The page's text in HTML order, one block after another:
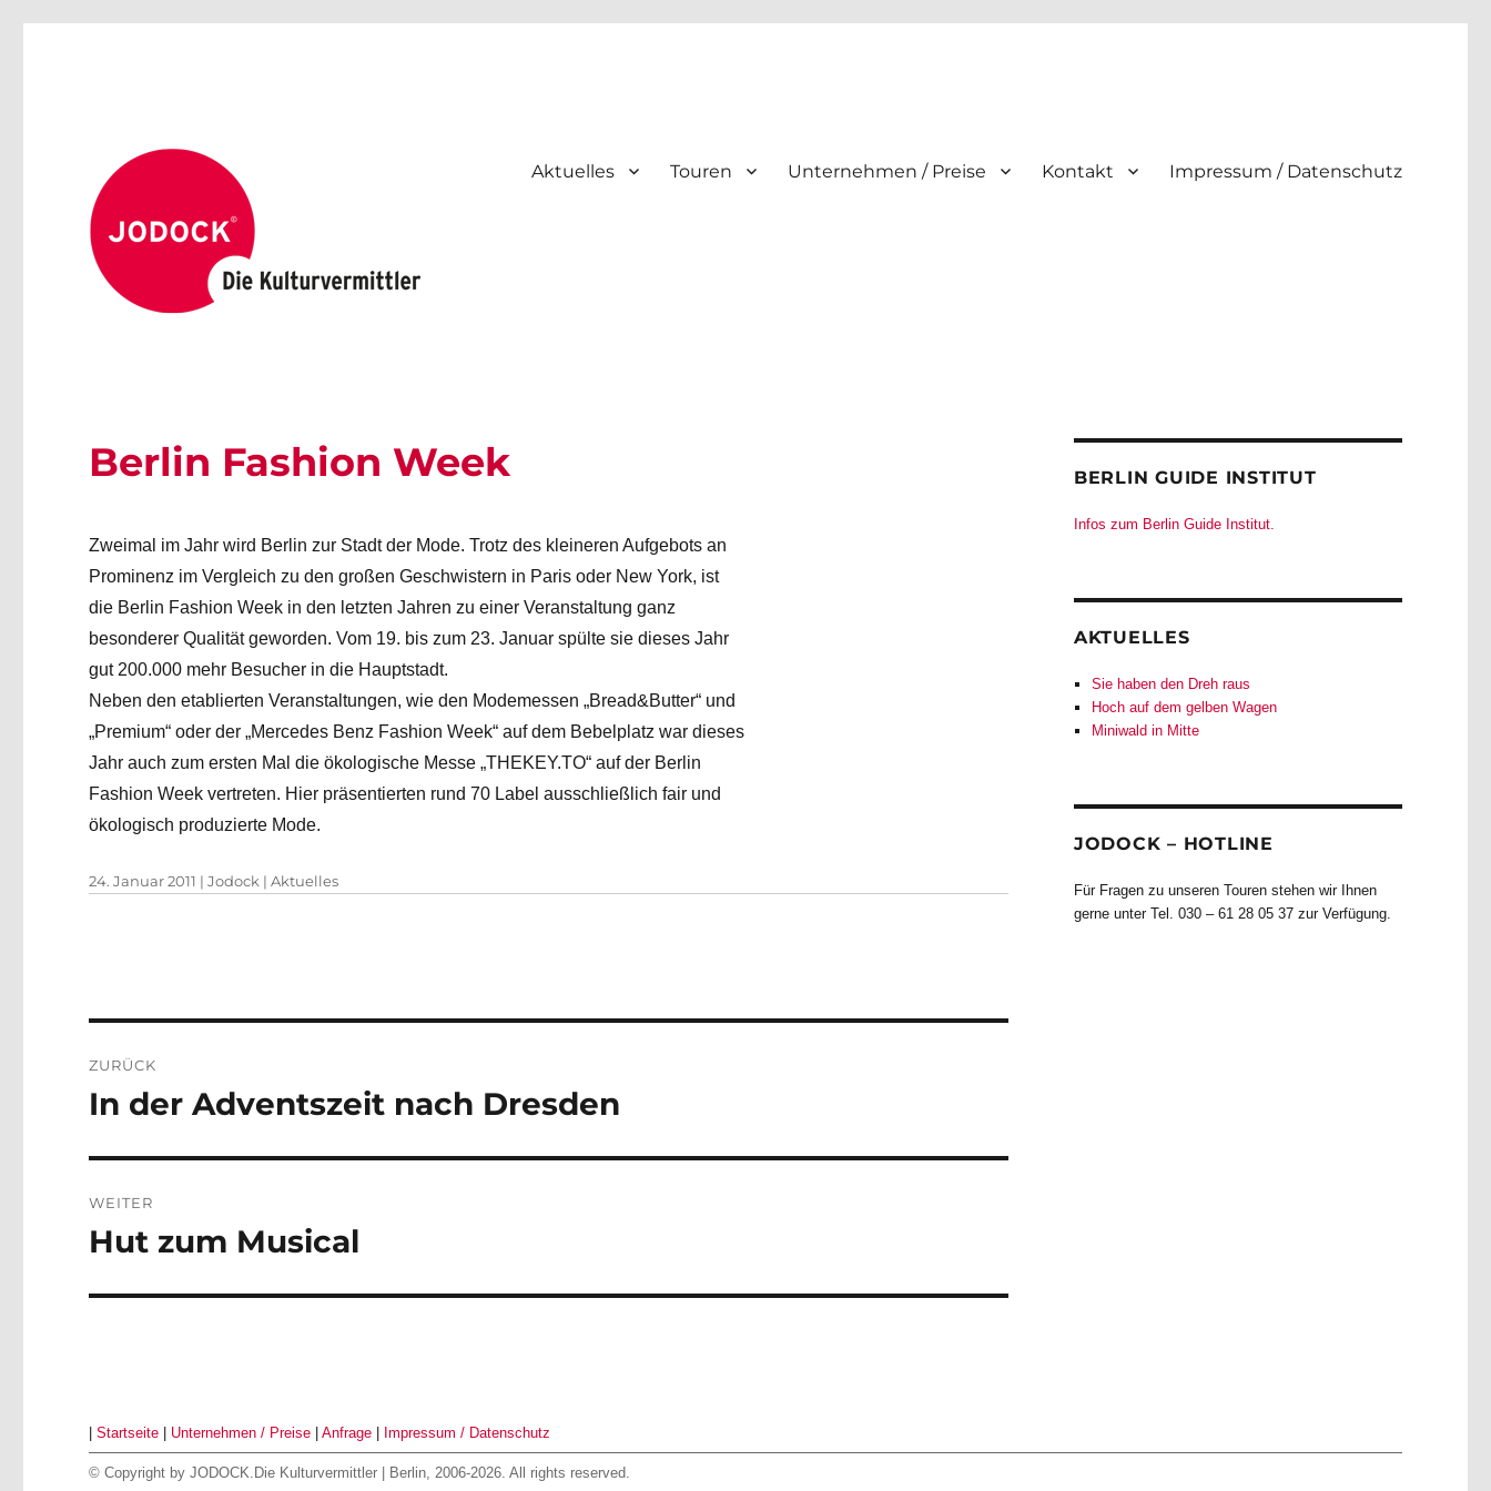
Aktuelles Touren Unternehmen / Preise Kontakt Impressum / Datenschutz
Berlin Fashion Week
Zweimal im Jahr wird Berlin zur Stadt der Mode. Trotz des kleineren Aufgebots an
Prominenz im Vergleich zu den großen Geschwistern in Paris oder New York, ist
die Berlin Fashion Week in den letzten Jahren zu einer Veranstaltung ganz
besonderer Qualität geworden. Vom 19. bis zum 23. Januar spülte sie dieses Jahr
gut 200.000 mehr Besucher in die Hauptstadt.
Neben den etablierten Veranstaltungen, wie den Modemessen „Bread&Butter“ und
„Premium“ oder der „Mercedes Benz Fashion Week“ auf dem Bebelplatz war dieses
Jahr auch zum ersten Mal die ökologische Messe „THEKEY.TO“ auf der Berlin
Fashion Week vertreten. Hier präsentierten rund 70 Label ausschließlich fair und
ökologisch produzierte Mode.
Veröffentlicht
24. Januar 2011 |Autor
Jodock |Kategorien
Aktuelles
ZURÜCK
Vorheriger
In der Adventszeit nach Dresden
WEITER
Nächster
Hut zum Musical
BERLIN GUIDE INSTITUT
Infos zum Berlin Guide Institut.
AKTUELLES
Sie haben den Dreh raus
Hoch auf dem gelben Wagen
Miniwald in Mitte
JODOCK – HOTLINE
Für Fragen zu unseren Touren stehen wir Ihnen
gerne unter Tel. 030 – 61 28 05 37 zur Verfügung.
|Startseite Unternehmen / Preise |Anfrage Impressum / Datenschutz
© Copyright byJODOCK.Die Kulturvermittler | Berlin, 2006-2026. All rights reserved.